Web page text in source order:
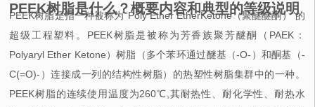
PEEK树脂是什么？概要内容和典型的等级说明
PEEK树脂是指一种被称为“Poly Ether EtherKetone（聚醚醚酮）”的
超级工程塑料。PEEK树脂是被称为芳香族聚芳醚酮（PAEK：
Polyaryl Ether Ketone）树脂（多个苯环通过醚基（-O-）和酮基（-
C(=O)-）连接成一列的结构性树脂）的热塑性树脂集群中的一种。
PEEK树脂的连续使用温度为260℃,其耐热性、耐化学性、耐热水